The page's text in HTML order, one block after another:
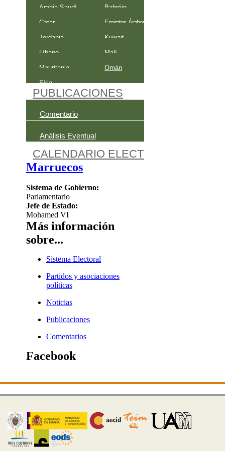
Arabia Saudí
Bahréin
Catar
Emiratos Árabes Unidos
Jordania
Kuwait
Líbano
Malí
Mauritania
Omán
Siria
PUBLICACIONES
Comentario
Análisis Eventual
CALENDARIO ELECTORAL
Marruecos
Sistema de Gobierno:
Parlamentario
Jefe de Estado:
Mohamed VI
Más información
sobre...
Sistema Electoral
Partidos y asociaciones
políticas
Noticias
Publicaciones
Comentarios
Facebook